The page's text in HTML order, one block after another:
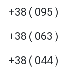
+38 ( 095 )
+38 ( 063 )
+38 ( 044 )